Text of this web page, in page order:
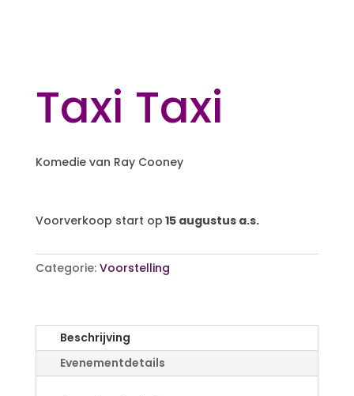
Taxi Taxi
Komedie van Ray Cooney
Voorverkoop start op 15 augustus a.s.
Categorie: Voorstelling
Beschrijving
Evenementdetails